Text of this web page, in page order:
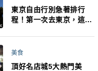
東京自由行別急著排行
程！第一次去東京，這10
美食
頂好名店城5大熱門美